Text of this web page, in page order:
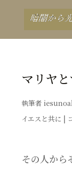
マリヤ
執筆者
イエスと共に |
その人から